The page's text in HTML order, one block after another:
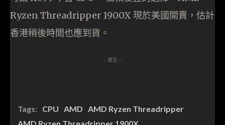
Ryzen Threadripper 1900X 現於美國開賣，估計
香港稍後時間也應到貨。
- 廣告 -
Tags: CPU AMD AMD Ryzen Threadripper